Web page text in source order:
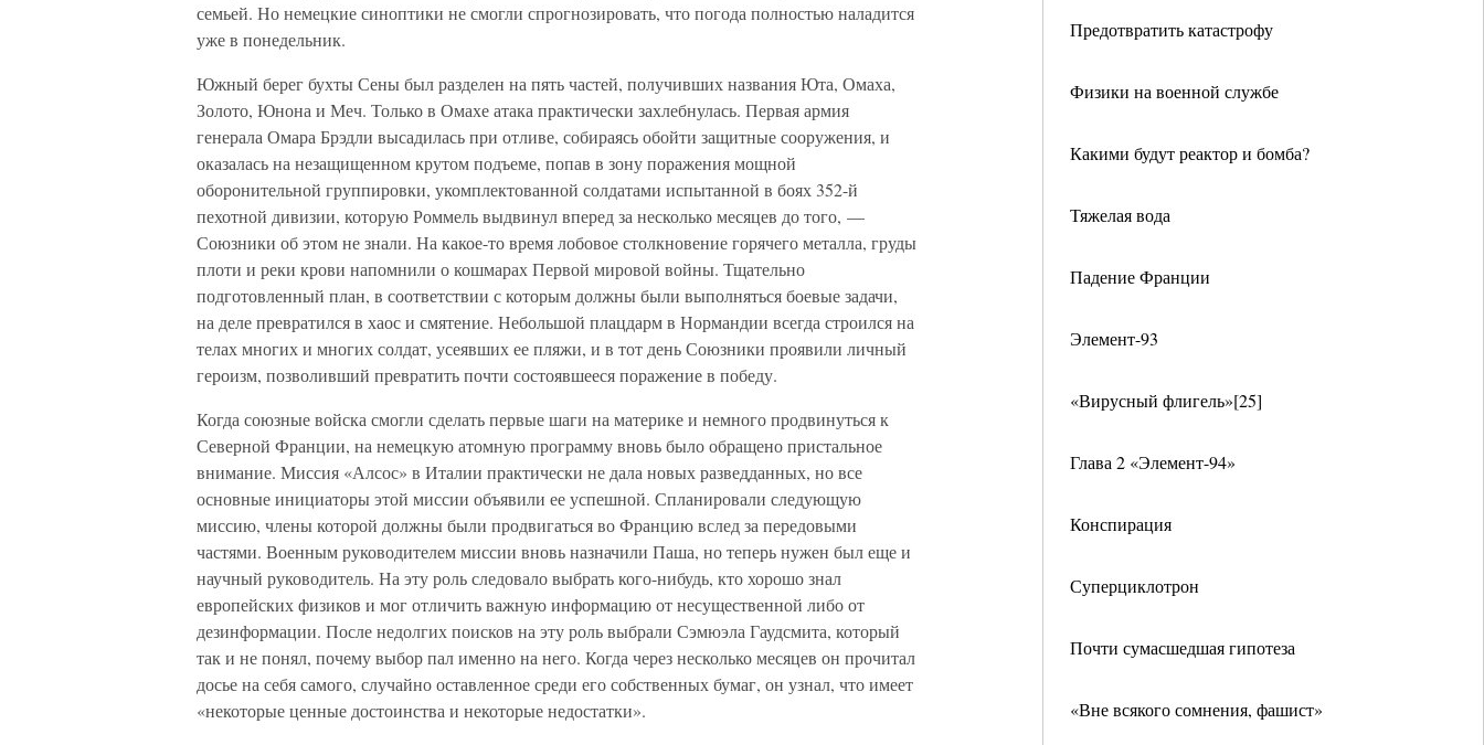
Предотвратить катастрофу
Физики на военной службе
Какими будут реактор и бомба?
Тяжелая вода
Падение Франции
Элемент-93
«Вирусный флигель»[25]
Глава 2 «Элемент-94»
Конспирация
Суперциклотрон
Почти сумасшедшая гипотеза
«Вне всякого сомнения, фашист»
семьей. Но немецкие синоптики не смогли спрогнозировать, что погода полностью наладится
уже в понедельник.
Южный берег бухты Сены был разделен на пять частей, получивших названия Юта, Омаха,
Золото, Юнона и Меч. Только в Омахе атака практически захлебнулась. Первая армия
генерала Омара Брэдли высадилась при отливе, собираясь обойти защитные сооружения, и
оказалась на незащищенном крутом подъеме, попав в зону поражения мощной
оборонительной группировки, укомплектованной солдатами испытанной в боях 352-й
пехотной дивизии, которую Роммель выдвинул вперед за несколько месяцев до того, —
Союзники об этом не знали. На какое-то время лобовое столкновение горячего металла, груды
плоти и реки крови напомнили о кошмарах Первой мировой войны. Тщательно
подготовленный план, в соответствии с которым должны были выполняться боевые задачи,
на деле превратился в хаос и смятение. Небольшой плацдарм в Нормандии всегда строился на
телах многих и многих солдат, усеявших ее пляжи, и в тот день Союзники проявили личный
героизм, позволивший превратить почти состоявшееся поражение в победу.
Когда союзные войска смогли сделать первые шаги на материке и немного продвинуться к
Северной Франции, на немецкую атомную программу вновь было обращено пристальное
внимание. Миссия «Алсос» в Италии практически не дала новых разведданных, но все
основные инициаторы этой миссии объявили ее успешной. Спланировали следующую
миссию, члены которой должны были продвигаться во Францию вслед за передовыми
частями. Военным руководителем миссии вновь назначили Паша, но теперь нужен был еще и
научный руководитель. На эту роль следовало выбрать кого-нибудь, кто хорошо знал
европейских физиков и мог отличить важную информацию от несущественной либо от
дезинформации. После недолгих поисков на эту роль выбрали Сэмюэла Гаудсмита, который
так и не понял, почему выбор пал именно на него. Когда через несколько месяцев он прочитал
досье на себя самого, случайно оставленное среди его собственных бумаг, он узнал, что имеет
«некоторые ценные достоинства и некоторые недостатки».